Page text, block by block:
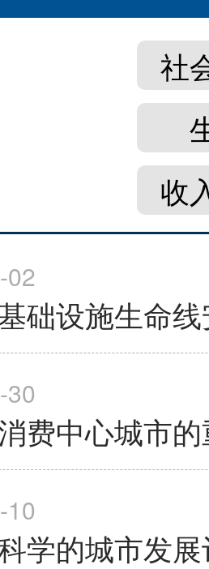
社
收
02
础设施生命
30
费中心城市
10
学的城市发